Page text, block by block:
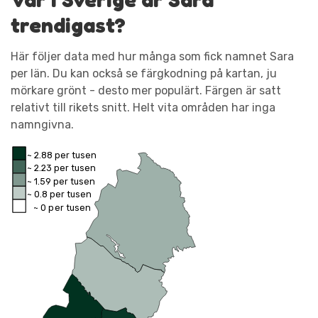
trendigast?
Här följer data med hur många som fick namnet Sara
per län. Du kan också se färgkodning på kartan, ju
mörkare grönt - desto mer populärt. Färgen är satt
relativt till rikets snitt. Helt vita områden har inga
namngivna.
~ 2.88 per tusen
~ 2.23 per tusen
~ 1.59 per tusen
~ 0.8 per tusen
~ 0 per tusen